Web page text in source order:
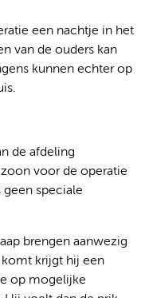
een nachtje in het
van de ouders kan
kunnen echter op
de afdeling
voor de operatie
geen speciale
brengen aanwezig
krijgt hij een
op mogelijke